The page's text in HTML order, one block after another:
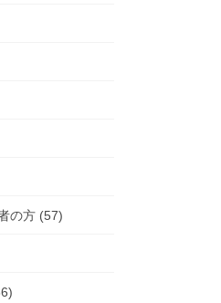
の方 (57)